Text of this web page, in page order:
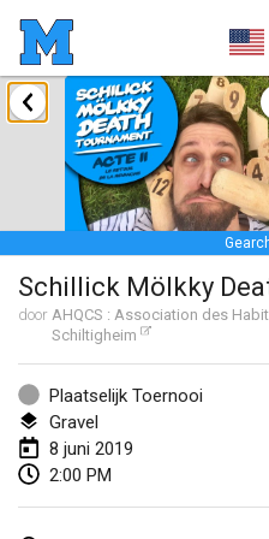
Schillick Mölkky
door AHQCS : Association des
Schiltigheim
Plaatselijk Toernooi
Gravel
8 juni 2019
2:00 PM
januari 2019
New Year's Throw
1 jan. 2019|Tsjechië
Tournoi Mixte
20 jan. 2019|Frankrijk
Tournoi d'Hiver
26 jan. 2019|Frankrijk
Liekki Cup
26 jan. 2019
Tournoi de Mölkky -